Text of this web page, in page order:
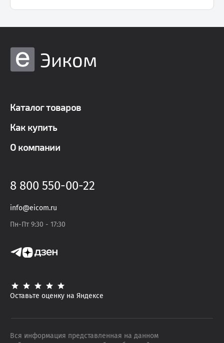
Эиком
Каталог товаров
Как купить
О компании
8 800 550-00-22
info@eicom.ru
Пн-Пт 9:30 - 17:30
Оставьте оценку на Яндексе
Вся информация представленная на данном